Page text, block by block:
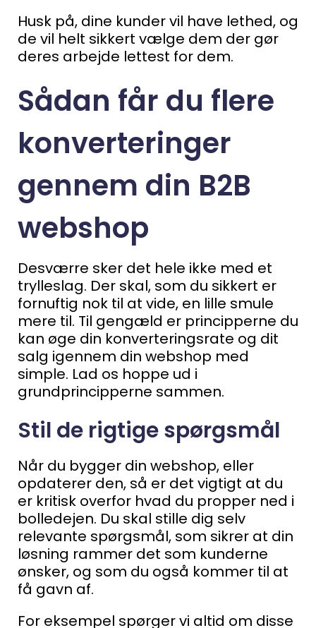
Husk på, dine kunder vil have lethed, og
de vil helt sikkert vælge dem der gør
deres arbejde lettest for dem.
Sådan får du flere
konverteringer
gennem din B2B
webshop
Desværre sker det hele ikke med et
trylleslag. Der skal, som du sikkert er
fornuftig nok til at vide, en lille smule
mere til. Til gengæld er principperne du
kan øge din konverteringsrate og dit
salg igennem din webshop med
simple. Lad os hoppe ud i
grundprincipperne sammen.
Stil de rigtige spørgsmål
Når du bygger din webshop, eller
opdaterer den, så er det vigtigt at du
er kritisk overfor hvad du propper ned i
bolledejen. Du skal stille dig selv
relevante spørgsmål, som sikrer at din
løsning rammer det som kunderne
ønsker, og som du også kommer til at
få gavn af.
For eksempel spørger vi altid om disse